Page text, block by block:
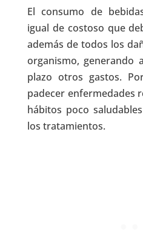
El consumo de
igual de costoso que
además de todos los
organismo, generando
plazo otros gastos.
padecer enfermedades
hábitos poco
los tratamientos.